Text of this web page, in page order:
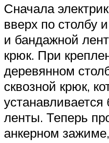
Сначала
вверх по столбу
и бандажной
крюк. При
деревянном
сквозной крюк,
ленты. Теперь
анкерном